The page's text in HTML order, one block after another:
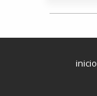
inicio